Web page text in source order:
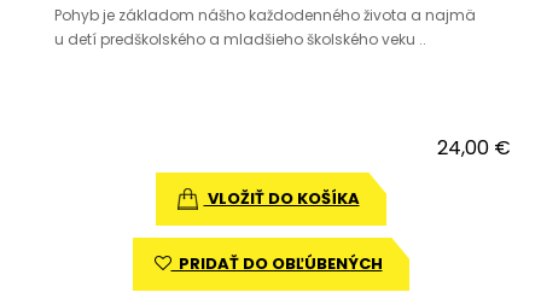
Pohyb je základom nášho každodenného života a najmä
u detí predškolského a mladšieho školského veku ..
24,00 €
VLOŽIŤ DO KOŠÍKA
PRIDAŤ DO OBĽÚBENÝCH